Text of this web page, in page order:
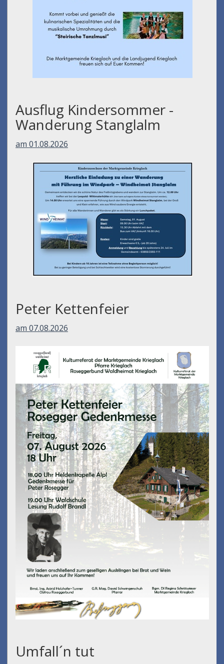
Ausflug Kindersommer -
Wanderung Stanglalm
am 01.08.2026
Peter Kettenfeier
am 07.08.2026
Umfall´n tut